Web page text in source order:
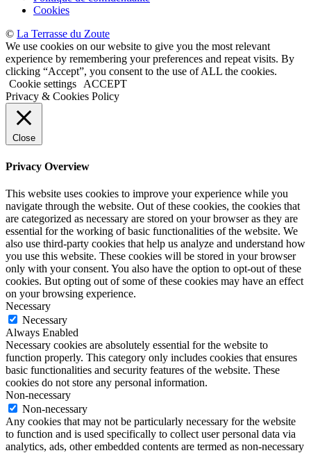
Cookies
© La Terrasse du Zoute
We use cookies on our website to give you the most relevant
experience by remembering your preferences and repeat visits. By
clicking “Accept”, you consent to the use of ALL the cookies.
Cookie settings
ACCEPT
Privacy & Cookies Policy
Close
Privacy Overview
This website uses cookies to improve your experience while you
navigate through the website. Out of these cookies, the cookies that
are categorized as necessary are stored on your browser as they are
essential for the working of basic functionalities of the website. We
also use third-party cookies that help us analyze and understand how
you use this website. These cookies will be stored in your browser
only with your consent. You also have the option to opt-out of these
cookies. But opting out of some of these cookies may have an effect
on your browsing experience.
Necessary
Necessary
Always Enabled
Necessary cookies are absolutely essential for the website to
function properly. This category only includes cookies that ensures
basic functionalities and security features of the website. These
cookies do not store any personal information.
Non-necessary
Non-necessary
Any cookies that may not be particularly necessary for the website
to function and is used specifically to collect user personal data via
analytics, ads, other embedded contents are termed as non-necessary